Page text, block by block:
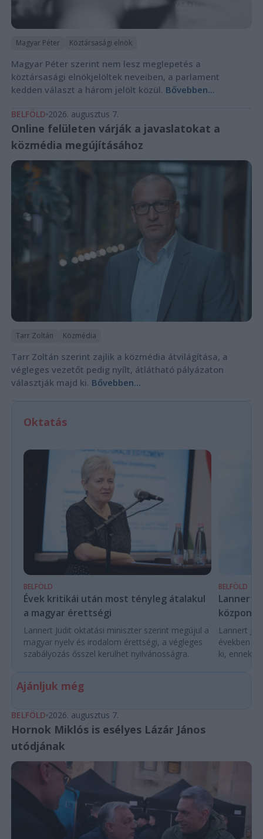
Magyar Péter Köztársasági elnök
Magyar Péter szerint nem lesz meglepetés a
köztársasági elnökjelöltek neveiben, a parlament
kedden választ a három jelölt közül. Bővebben...
BELFÖLD 2026. augusztus 7.
Online felületen várják a javaslatokat a
közmédia megújításához
Tarr Zoltán Közmédia
Tarr Zoltán szerint zajlik a közmédia átvilágítása, a
végleges vezetőt pedig nyílt, átlátható pályázaton
választják majd ki. Bővebben...
Oktatás
BELFÖLD
Évek kritikái után most tényleg átalakul
a magyar érettségi
Lannert Judit oktatási miniszter szerint megújul a
magyar nyelv és irodalom érettségi, a végleges
szabályozás ősszel kerülhet nyilvánosságra.
BELFÖLD
Lannert
Lannert
években
ki, ennek
Ajánljuk még
BELFÖLD 2026. augusztus 7.
Hornok Miklós is esélyes Lázár János
utódjának